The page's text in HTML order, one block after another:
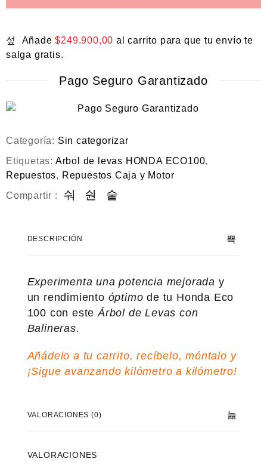
Añade$249.900,00 al carrito para que tu envío te
salga gratis.
Pago Seguro Garantizado
Categoría: Sin categorizar
Etiquetas: Arbol de levas HONDA ECO100,
Repuestos, Repuestos Caja y Motor
Compartir :
DESCRIPCIÓN
Experimenta una potencia mejorada y
un rendimiento óptimo de tu Honda Eco
100 con esteÁrbol de Levas con
Balineras.
Añádelo a tu carrito, recíbelo, móntalo y
¡Sigue avanzando kilómetro a kilómetro!
VALORACIONES (0)
VALORACIONES